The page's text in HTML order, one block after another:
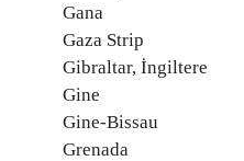
Gana
Gaza Strip
Gibraltar, İngiltere
Gine
Gine-Bissau
Grenada